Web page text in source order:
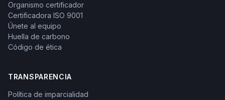
Organismo certificador
Certificadora ISO 9001
Únete al equipo
Huella de carbono
Código de ética
TRANSPARENCIA
Política de imparcialidad